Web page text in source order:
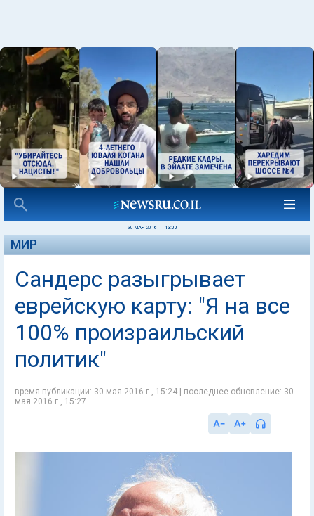
30 МАЯ 2016 13:00
МИР
Сандерс разыгрывает
еврейскую карту: "Я на все
100% произраильский
политик"
время публикации: 30 мая 2016 г., 15:24 | последнее обновление: 30
мая 2016 г., 15:27